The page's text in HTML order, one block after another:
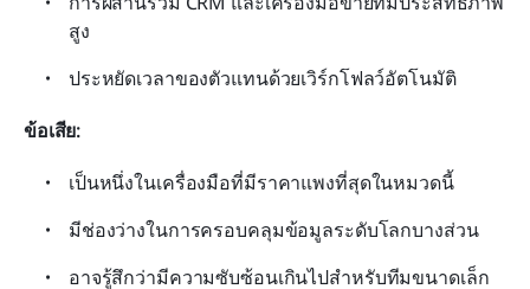
สูง
ประหยัดเวลาของตัวแทนด้วยเวิร์กโฟลว์อัตโนมัติ
ข้อเสีย:
เป็นหนึ่งในเครื่องมือที่มีราคาแพงที่สุดในหมวดนี้
มีช่องว่างในการครอบคลุมข้อมูลระดับโลกบางส่วน
อาจรู้สึกว่ามีความซับซ้อนเกินไปสำหรับทีมขนาดเล็ก